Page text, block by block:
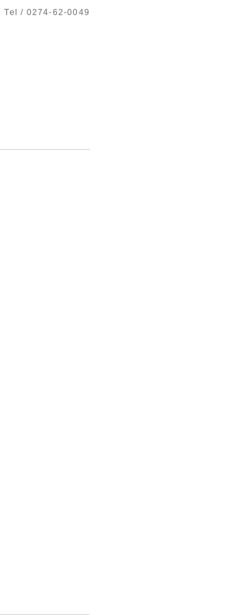
Tel / 0274-62-0049